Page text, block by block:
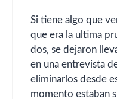
Si tiene algo que
que era la ultima
dos, se dejaron
en una entrevista
eliminarlos desde
momento estaban